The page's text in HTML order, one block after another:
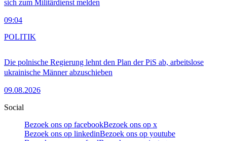
sich zum Militärdienst melden
09:04
Die polnische Regierung lehnt den Plan der PiS ab, arbeitslose
ukrainische Männer abzuschieben
09.08.2026
POLITIK
Social
Bezoek ons op facebookBezoek ons op x
Bezoek ons op linkedinBezoek ons op youtube